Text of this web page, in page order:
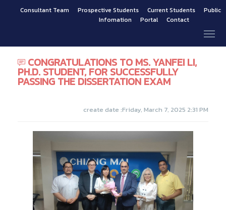
Consultant Team Prospective Students Current Students
Public
Infomation
Portal Contact
CONGRATULATIONS TO MS. YANFEI LI,
PH.D. STUDENT, FOR SUCCESSFULLY
PASSING THE DISSERTATION EXAM
create date :Friday, March 7, 2025 2:31 PM